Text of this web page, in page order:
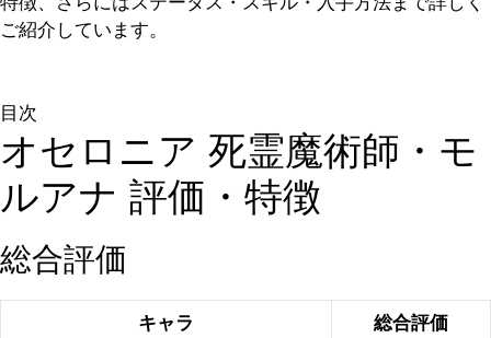
ご紹介しています。
目次
オセロニア 死霊魔術師・モ
ルアナ 評価・特徴
総合評価
キャラ 総合評価